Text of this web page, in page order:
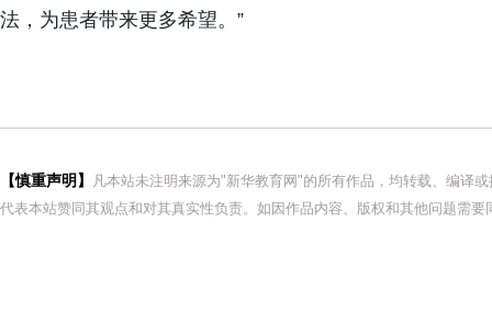
法，为患者带来更多希望。”
【慎重声明】
凡本站未注明来源为"新华教育网"的所有作品，均转载、编译
代表本站赞同其观点和对其真实性负责。如因作品内容、版权和其他问题需